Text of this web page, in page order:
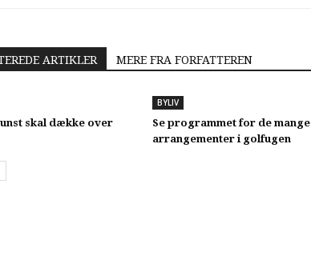
ARTIKLER MERE FRA FORFATTEREN
skal dække over
BYLIV
Se programmet for de mange
arrangementer i golfugen